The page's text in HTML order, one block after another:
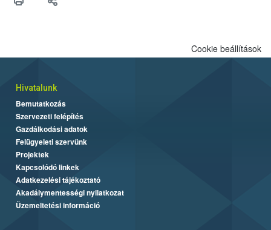
Cookie beállítások
Hivatalunk
Bemutatkozás
Szervezeti felépítés
Gazdálkodási adatok
Felügyeleti szervünk
Projektek
Kapcsolódó linkek
Adatkezelési tájékoztató
Akadálymentességi nyilatkozat
Üzemeltetési információ